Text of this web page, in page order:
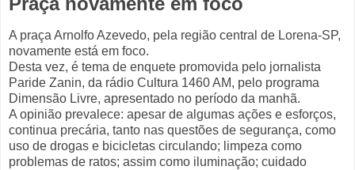
A praça Arnolfo Azevedo, pela região central de Lorena-SP,
novamente está em foco.
Desta vez, é tema de enquete promovida pelo jornalista
Paride Zanin, da rádio Cultura 1460 AM, pelo programa
Dimensão Livre, apresentado no período da manhã.
A opinião prevalece: apesar de algumas ações e esforços,
continua precária, tanto nas questões de segurança, como
uso de drogas e bicicletas circulando; limpeza como
problemas de ratos; assim como iluminação; cuidado